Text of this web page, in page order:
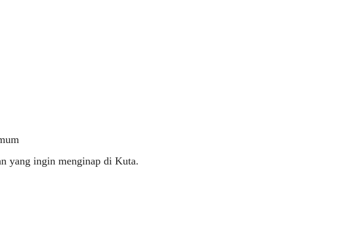
yang ingin menginap di Kuta.